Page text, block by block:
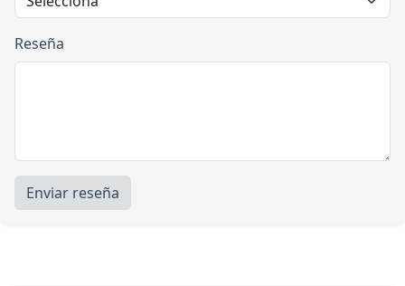
Reseña
Enviar reseña